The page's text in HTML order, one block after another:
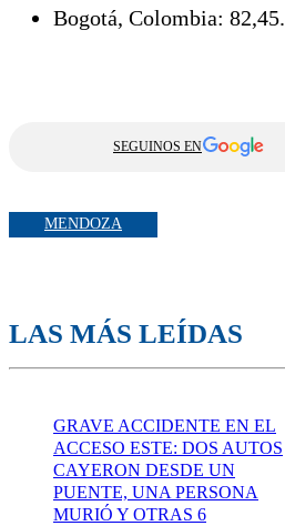
Bogotá, Colombia: 82,45.
SEGUINOS EN
MENDOZA
LAS MÁS LEÍDAS
GRAVE ACCIDENTE EN EL
ACCESO ESTE: DOS AUTOS
CAYERON DESDE UN
PUENTE, UNA PERSONA
MURIÓ Y OTRAS 6